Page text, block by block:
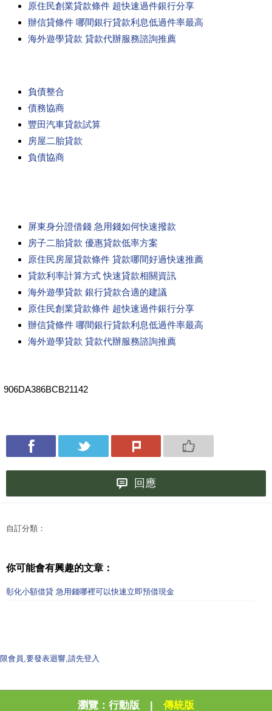
原住民創業貸款條件 超快速過件銀行分享
辦信貸條件 哪間銀行貸款利息低過件率最高
海外遊學貸款 貸款代辦服務諮詢推薦
負債整合
債務協商
豐田汽車貸款試算
房屋二胎貸款
負債協商
屏東身分證借錢 急用錢如何快速撥款
房子二胎貸款 優惠貸款低率方案
原住民房屋貸款條件 貸款哪間好過快速推薦
貸款利率計算方式 快速貸款相關資訊
海外遊學貸款 銀行貸款合適的建議
原住民創業貸款條件 超快速過件銀行分享
辦信貸條件 哪間銀行貸款利息低過件率最高
海外遊學貸款 貸款代辦服務諮詢推薦
906DA386BCB21142
回應
自訂分類：
你可能會有興趣的文章：
彰化小額借貸 急用錢哪裡可以快速立即預借現金
限會員,要發表迴響,請先登入
瀏覽： 行動版 | 傳統版